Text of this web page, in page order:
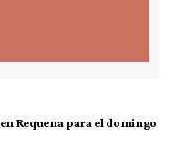
Requena para el domingo